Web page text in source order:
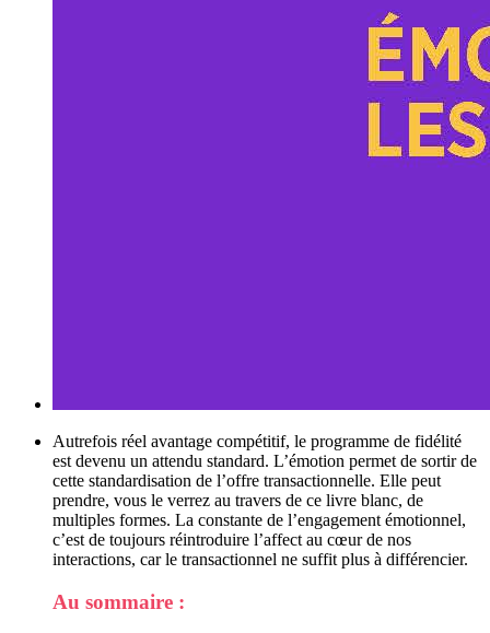
Autrefois réel avantage compétitif, le programme de fidélité
est devenu un attendu standard. L’émotion permet de sortir de
cette standardisation de l’offre transactionnelle. Elle peut
prendre, vous le verrez au travers de ce livre blanc, de
multiples formes. La constante de l’engagement émotionnel,
c’est de toujours réintroduire l’affect au cœur de nos
interactions, car le transactionnel ne suffit plus à différencier.
Au sommaire :